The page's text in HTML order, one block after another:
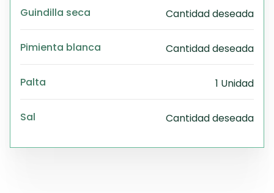
Guindilla seca Cantidad deseada
Pimienta blanca Cantidad deseada
Palta 1 Unidad
Sal Cantidad deseada